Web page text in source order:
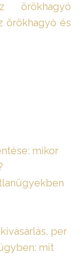
örökhagyó és
mikor
per
mit